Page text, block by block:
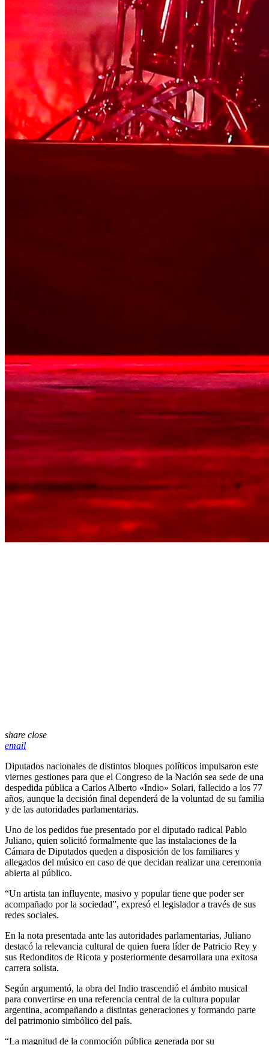
share close
email
Diputados nacionales de distintos bloques políticos impulsaron este
viernes gestiones para que el Congreso de la Nación sea sede de una
despedida pública a Carlos Alberto «Indio» Solari, fallecido a los 77
años, aunque la decisión final dependerá de la voluntad de su familia
y de las autoridades parlamentarias.
Uno de los pedidos fue presentado por el diputado radical Pablo
Juliano, quien solicitó formalmente que las instalaciones de la
Cámara de Diputados queden a disposición de los familiares y
allegados del músico en caso de que decidan realizar una ceremonia
abierta al público.
“Un artista tan influyente, masivo y popular tiene que poder ser
acompañado por la sociedad”, expresó el legislador a través de sus
redes sociales.
En la nota presentada ante las autoridades parlamentarias, Juliano
destacó la relevancia cultural de quien fuera líder de Patricio Rey y
sus Redonditos de Ricota y posteriormente desarrollara una exitosa
carrera solista.
Según argumentó, la obra del Indio trascendió el ámbito musical
para convertirse en una referencia central de la cultura popular
argentina, acompañando a distintas generaciones y formando parte
del patrimonio simbólico del país.
“La magnitud de la conmoción pública generada por su